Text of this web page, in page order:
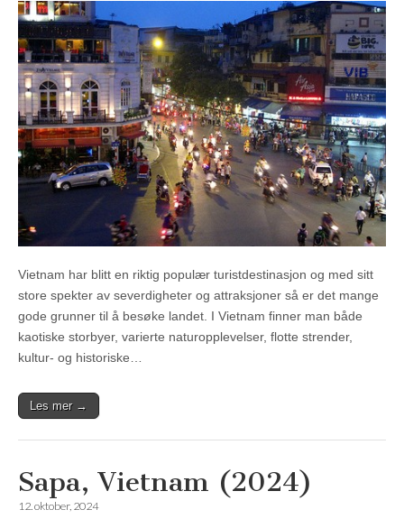
Vietnam har blitt en riktig populær turistdestinasjon og med sitt
store spekter av severdigheter og attraksjoner så er det mange
gode grunner til å besøke landet. I Vietnam finner man både
kaotiske storbyer, varierte naturopplevelser, flotte strender,
kultur- og historiske…
Les mer →
Sapa, Vietnam (2024)
12. oktober, 2024